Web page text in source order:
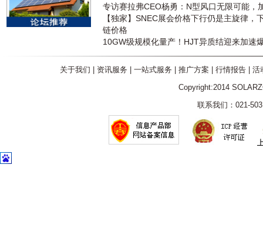
专访赛拉弗CEO杨勇：N型风口无限可能，
【独家】SNEC展会价格下行仍是主旋律，
链价格
10GW级规模化量产！HJT异质结迎来加速
关于我们 资讯服务 一站式服务 推广方案 行情报告| 活
Copyright:2014
联系我们：021-